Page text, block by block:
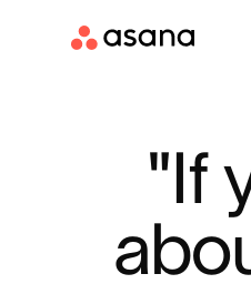
"If